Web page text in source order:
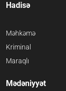
Hadisə
Məhkəmə
Kriminal
Maraqlı
Mədəniyyət